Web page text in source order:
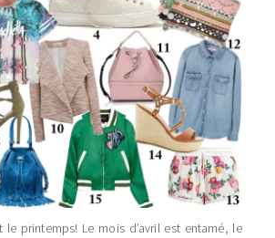
le printemps! Le mois d’avril est entamé, le